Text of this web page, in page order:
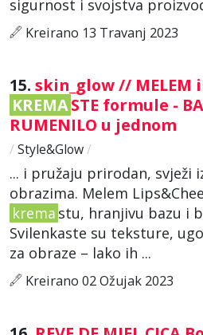
sigurnost i svojstva
Kreirano 13 Travanj 2023
15. skin_glow // MELEM
KREMASTE formule -
RUMENILO u jednom
/ Style&Glow/
... i pružaju prirodan, svježi
obrazima. Melem
krema stu, hranjivu bazu i
Svilenkaste su teksture,
za obraze – lako ih ...
Kreirano 02 Ožujak 2023